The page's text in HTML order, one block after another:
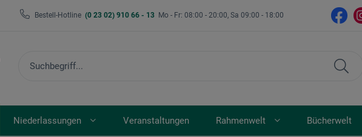
Bestell-Hotline (0 23 02) 910 66 - 13 Mo - Fr: 08:00 - 20:00, Sa 09:00 - 18:00
Niederlassungen Veranstaltungen Rahmenwelt Bücherwelt